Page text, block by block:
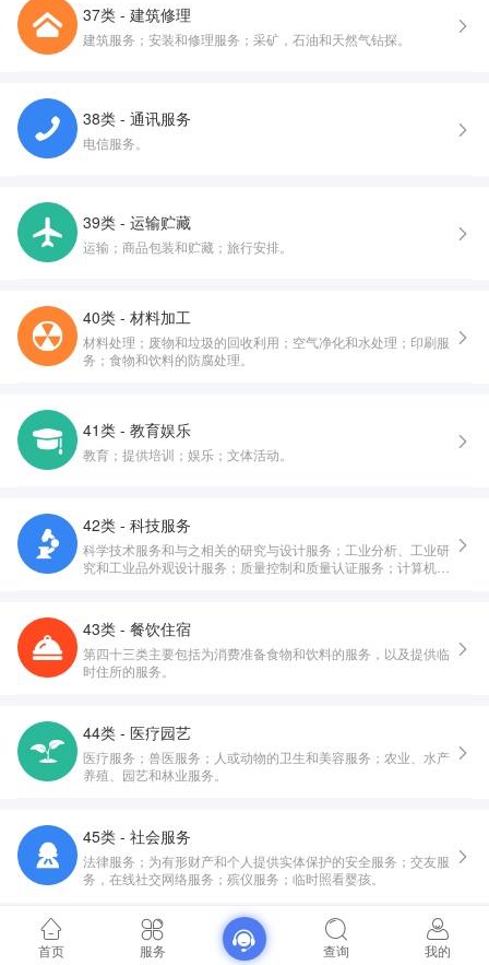
37类 - 建筑修理
建筑服务；安装和修理服务；采矿，石油和天然气钻探。
38类 - 通讯服务
电信服务。
39类 - 运输贮藏
运输；商品包装和贮藏；旅行安排。
40类 - 材料加工
材料处理；废物和垃圾的回收利用；空气净化和水处理；印刷服
务；食物和饮料的防腐处理。
41类 - 教育娱乐
教育；提供培训；娱乐；文体活动。
42类 - 科技服务
科学技术服务和与之相关的研究与设计服务；工业分析、工业研
究和工业品外观设计服务；质量控制和质量认证服务；计算机硬
43类 - 餐饮住宿
第四十三类主要包括为消费准备食物和饮料的服务，以及提供临
时住所的服务。
44类 - 医疗园艺
医疗服务；兽医服务；人或动物的卫生和美容服务；农业、水产
养殖、园艺和林业服务。
45类 - 社会服务
法律服务；为有形财产和个人提供实体保护的安全服务；交友服
务，在线社交网络服务；殡仪服务；临时照看婴孩。
首页 服务 查询 我的